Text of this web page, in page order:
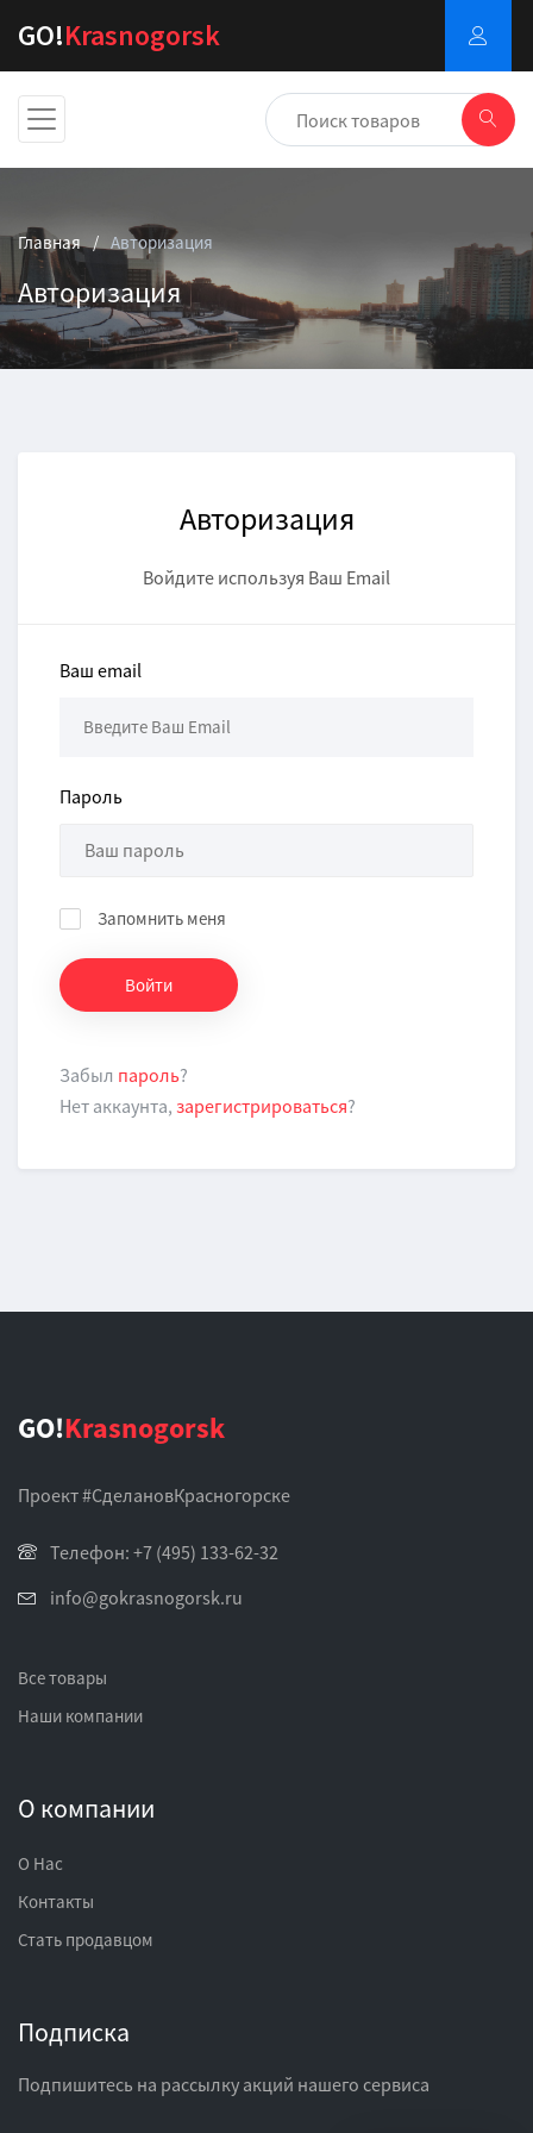
GO!Krasnogorsk
Главная Авторизация
Авторизация
Авторизация
Войдите используя Ваш Email
Ваш email
Пароль
Запомнить меня
Войти
Забыл пароль?
Нет аккаунта, зарегистрироваться?
GO!Krasnogorsk
Проект #СделановКрасногорске
Телефон: +7 (495) 133-62-32
info@gokrasnogorsk.ru
Все товары
Наши компании
О компании
О Нас
Контакты
Стать продавцом
Подписка
Подпишитесь на рассылку акций нашего сервиса